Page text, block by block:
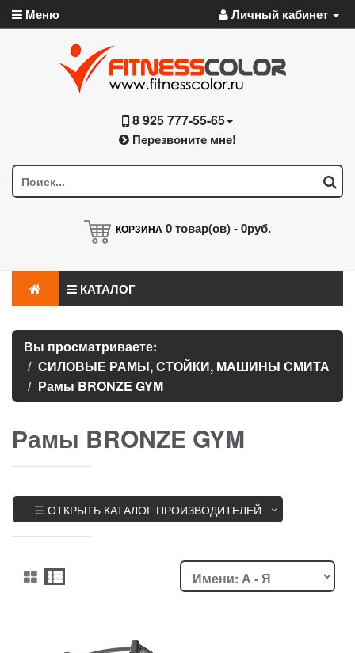
Меню Личный кабинет
8 925 777-55-65
Перезвоните мне!
КОРЗИНА 0товар(ов) -0руб.
КАТАЛОГ
Вы просматриваете:
СИЛОВЫЕ РАМЫ, СТОЙКИ, МАШИНЫ СМИТА
Рамы BRONZE GYM
Рамы BRONZE GYM
☰ ОТКРЫТЬ КАТАЛОГ ПРОИЗВОДИТЕЛЕЙ